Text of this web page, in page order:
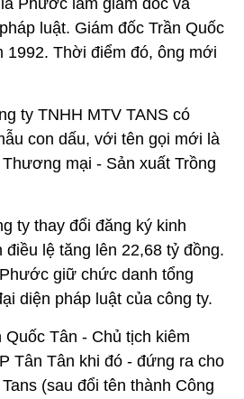
Phước làm giám đốc và
luật. Giám đốc Trần Quốc
1992. Thời điểm đó, ông mới
ty TNHH MTV TANS có
con dấu, với tên gọi mới là
mại - Sản xuất Trồng
ty thay đổi đăng ký kinh
lệ tăng lên 22,68 tỷ đồng.
giữ chức danh tổng
diện pháp luật của công ty.
Quốc Tân - Chủ tịch kiêm
Tân Tân khi đó - đứng ra cho
(sau đổi tên thành Công